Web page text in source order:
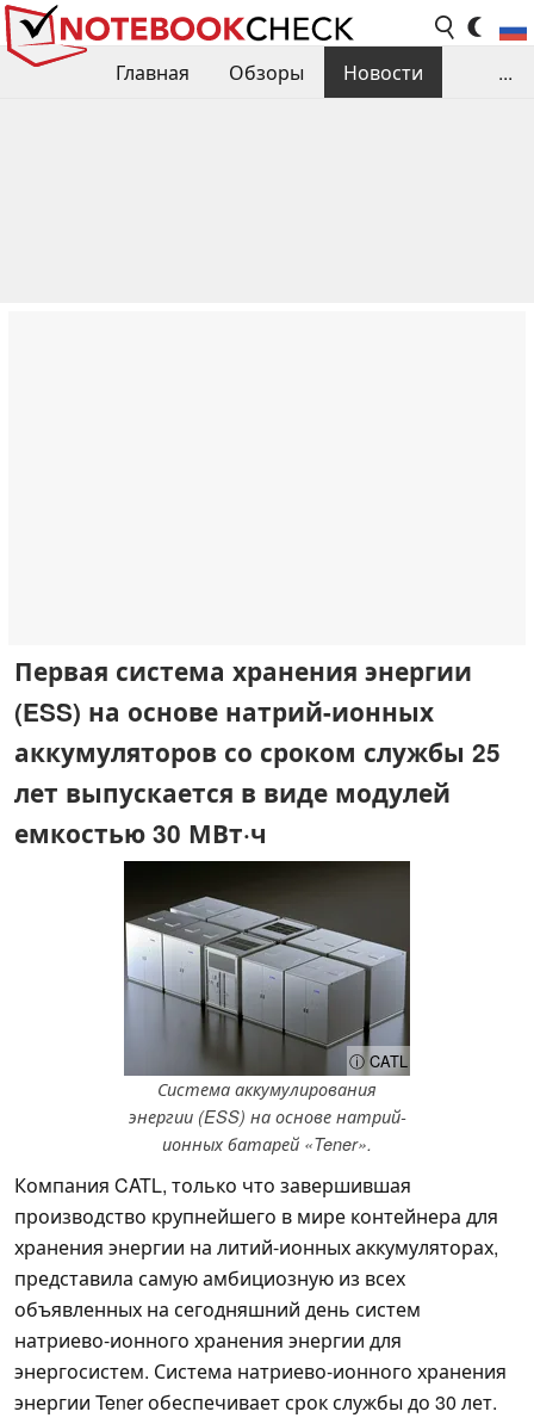
Главная Обзоры
Новости
...
Первая система хранения энергии
(ESS) на основе натрий-ионных
аккумуляторов со сроком службы 25
лет выпускается в виде модулей
емкостью 30 МВт·ч
ⓘ CATL
Система аккумулирования
энергии (ESS) на основе натрий-
ионных батарей «Tener».
Компания CATL, только что завершившая
производство крупнейшего в мире контейнера для
хранения энергии на литий-ионных аккумуляторах,
представила самую амбициозную из всех
объявленных на сегодняшний день систем
натриево-ионного хранения энергии для
энергосистем. Система натриево-ионного хранения
энергии Tener обеспечивает срок службы до 30 лет.